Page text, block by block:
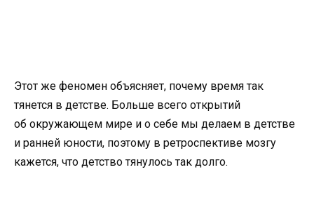
Этот же феномен объясняет, почему время так
тянется в детстве. Больше всего открытий
об окружающем мире и о себе мы делаем в детстве
и ранней юности, поэтому в ретроспективе мозгу
кажется, что детство тянулось так долго.